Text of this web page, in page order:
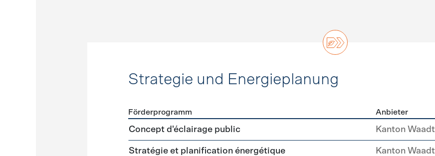
Strategie und Energieplanung
Förderprogramme Strategie und Energieplanung
Förderprogramm Anbieter
Concept d'éclairage public Kanton Waadt
Stratégie et planification énergétique Kanton Waadt